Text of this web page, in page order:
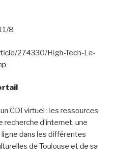
8
274330/High-Tech-Le-
CDI virtuel : les ressources
d’internet, une
dans les différentes
de Toulouse et de sa